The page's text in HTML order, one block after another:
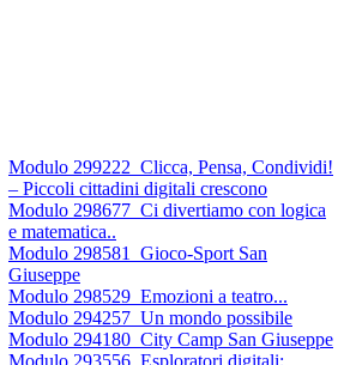
Modulo 299222_Clicca, Pensa, Condividi!
– Piccoli cittadini digitali crescono
Modulo 298677_Ci divertiamo con logica
e matematica..
Modulo 298581_Gioco-Sport San
Giuseppe
Modulo 298529_Emozioni a teatro...
Modulo 294257_Un mondo possibile
Modulo 294180_City Camp San Giuseppe